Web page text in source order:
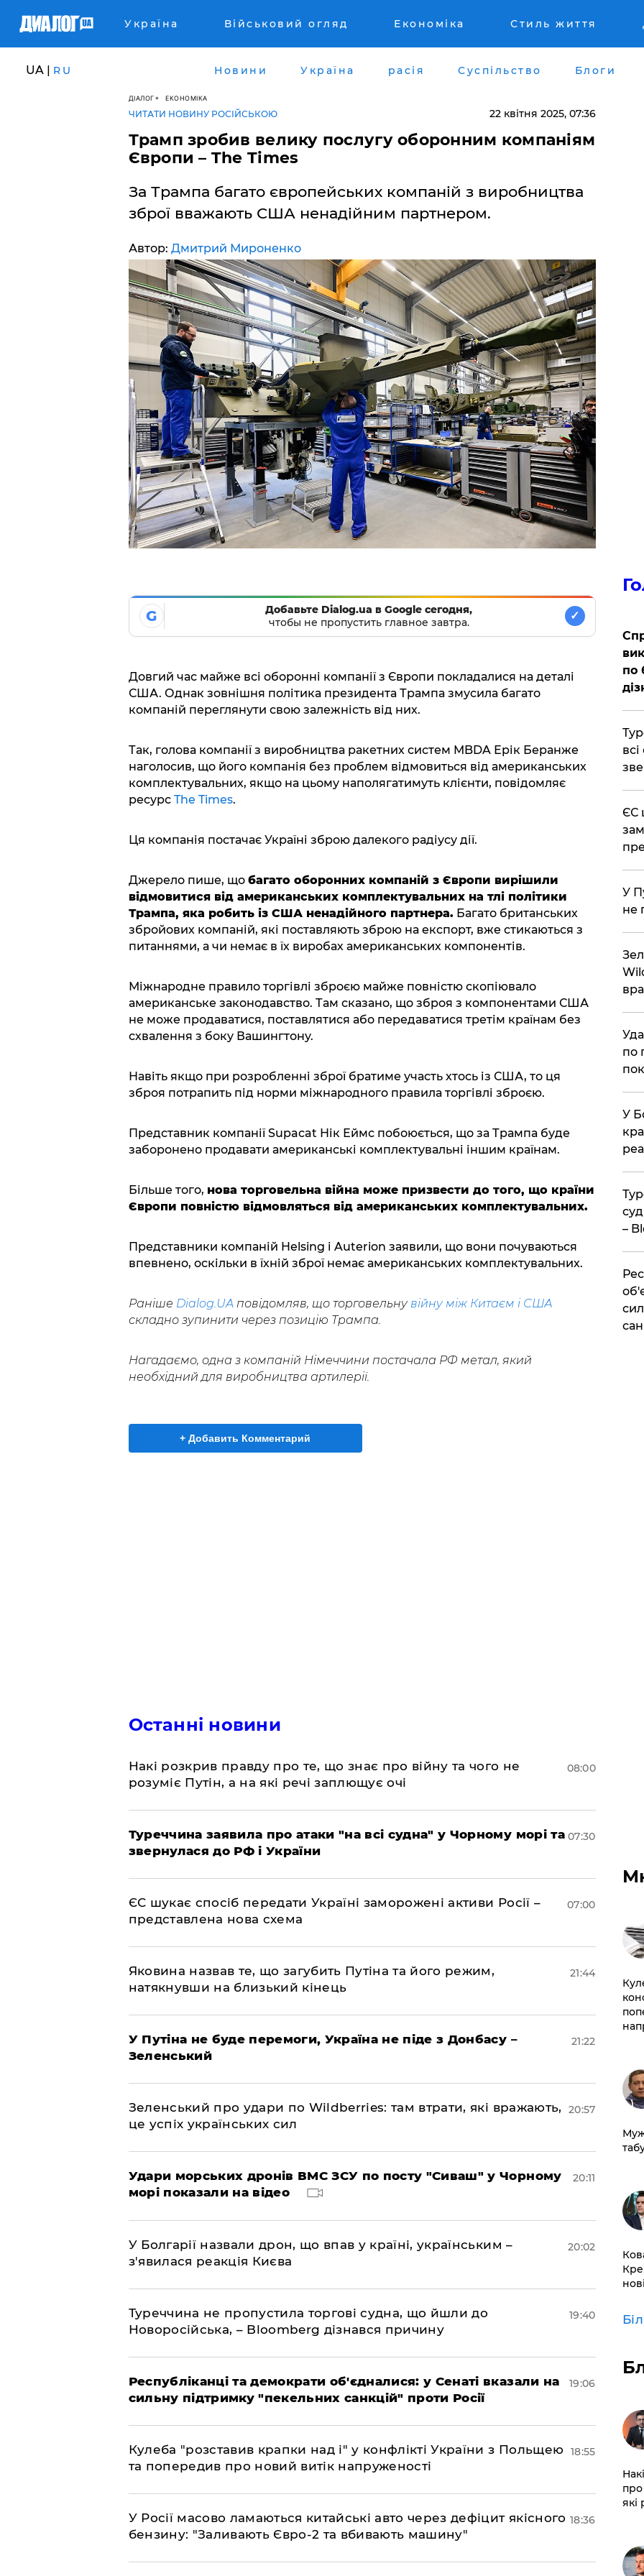
Україна Військовий огляд Економіка Стиль життя
UA | RU Новини Україна расія Суспільство Блоги
ДІАЛОГ ЕКОНОМІКА
ЧИТАТИ НОВИНУ РОСІЙСЬКОЮ 22 квітня 2025, 07:36
Трамп зробив велику послугу оборонним компаніям
Європи – The Times
За Трампа багато європейських компаній з виробництва
зброї вважають США ненадійним партнером.
Автор: Дмитрий Мироненко
G
Добавьте Dialog.ua в Google сегодня,
чтобы не пропустить главное завтра.
✓
Довгий час майже всі оборонні компанії з Європи покладалися на деталі
США. Однак зовнішня політика президента Трампа змусила багато
компаній переглянути свою залежність від них.
Так, голова компанії з виробництва ракетних систем MBDA Ерік Беранже
наголосив, що його компанія без проблем відмовиться від американських
комплектувальних, якщо на цьому наполягатимуть клієнти, повідомляє
ресурс The Times.
Ця компанія постачає Україні зброю далекого радіусу дії.
Джерело пише, що багато оборонних компаній з Європи вирішили
відмовитися від американських комплектувальних на тлі політики
Трампа, яка робить із США ненадійного партнера. Багато британських
збройових компаній, які поставляють зброю на експорт, вже стикаються з
питаннями, а чи немає в їх виробах американських компонентів.
Міжнародне правило торгівлі зброєю майже повністю скопіювало
американське законодавство. Там сказано, що зброя з компонентами США
не може продаватися, поставлятися або передаватися третім країнам без
схвалення з боку Вашингтону.
Навіть якщо при розробленні зброї братиме участь хтось із США, то ця
зброя потрапить під норми міжнародного правила торгівлі зброєю.
Представник компанії Supacat Нік Еймс побоюється, що за Трампа буде
заборонено продавати американські комплектувальні іншим країнам.
Більше того, нова торговельна війна може призвести до того, що країни
Європи повністю відмовляться від американських комплектувальних.
Представники компаній Helsing і Auterion заявили, що вони почуваються
впевнено, оскільки в їхній зброї немає американських комплектувальних.
Раніше Dialog.UA повідомляв, що торговельну війну між Китаєм і США
складно зупинити через позицію Трампа.
Нагадаємо, одна з компаній Німеччини постачала РФ метал, який
необхідний для виробництва артилерії.
+ Добавить Комментарий
Останні новини
Накі розкрив правду про те, що знає про війну та чого не
розуміє Путін, а на які речі заплющує очі
08:00
Туреччина заявила про атаки "на всі судна" у Чорному морі та
звернулася до РФ і України
07:30
ЄС шукає спосіб передати Україні заморожені активи Росії –
представлена ​​нова схема
07:00
Яковина назвав те, що загубить Путіна та його режим,
натякнувши на близький кінець
21:44
У Путіна не буде перемоги, Україна не піде з Донбасу –
Зеленський
21:22
Зеленський про удари по Wildberries: там втрати, які вражають,
це успіх українських сил
20:57
Удари морських дронів ВМС ЗСУ по посту "Сиваш" у Чорному
морі показали на відео
20:11
У Болгарії назвали дрон, що впав у країні, українським –
з'явилася реакція Києва
20:02
Туреччина не пропустила торгові судна, що йшли до
Новоросійська, – Bloomberg дізнався причину
19:40
Республіканці та демократи об'єдналися: у Сенаті вказали на
сильну підтримку "пекельних санкцій" проти Росії
19:06
Кулеба "розставив крапки над і" у конфлікті України з Польщею
та попередив про новий витік напруженості
18:55
У Росії масово ламаються китайські авто через дефіцит якісного
бензину: "Заливають Євро-2 та вбивають машину"
18:36
по
ЄС
У
не
по
У
–
про
які